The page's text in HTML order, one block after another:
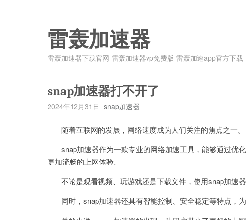
雷轰加速器
雷轰加速器下载官网-雷轰加速器vp免费版-雷轰加速app官方下载
snap加速器打不开了
2024年12月31日 snap加速器
随着互联网的发展，网络速度成为人们关注的焦点之一。
snap加速器作为一款专业的网络加速工具，能够通过优
更加流畅的上网体验。
不论是观看视频、玩游戏还是下载文件，使用snap加速器
同时，snap加速器还具有智能控制、安全稳定等特点，为